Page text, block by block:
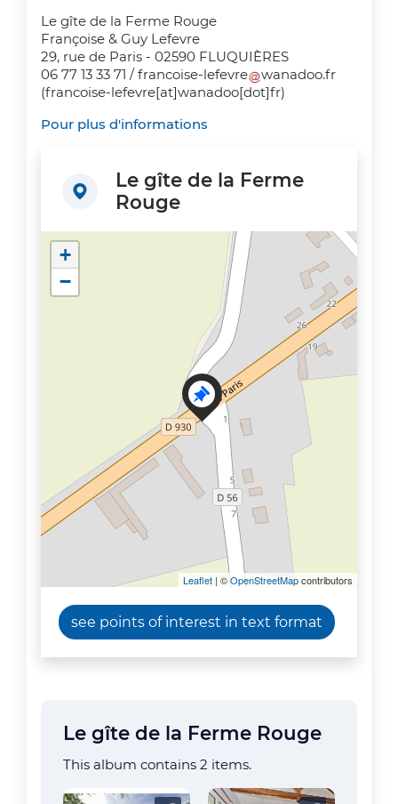
Le gîte de la Ferme Rouge
Françoise & Guy Lefevre
29, rue de Paris - 02590 FLUQUIÈRES
06 77 13 33 71 /francoise-lefevre wanadoo.fr
(francoise-lefevre[at]wanadoo[dot]fr)
Pour plus d'informations
Le gîte de la Ferme
Rouge
+
−
Leaflet | ©OpenStreetMapcontributors
see points of interest in text format
Le gîte de la Ferme Rouge
This album contains 2 items.